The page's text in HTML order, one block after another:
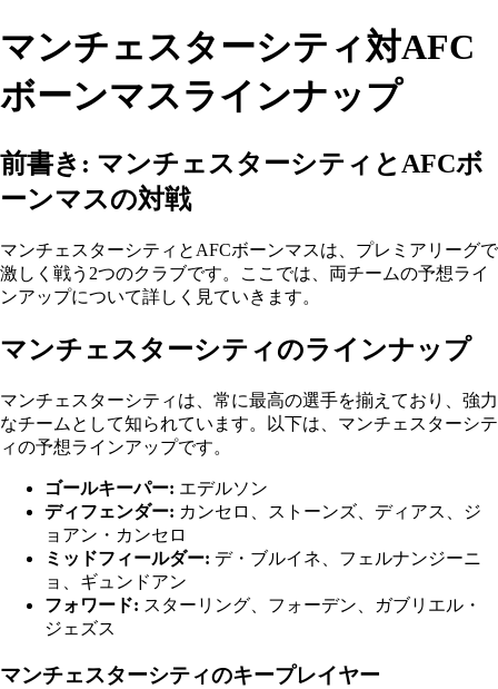
マンチェスターシティ対AFC
ボーンマスラインナップ
前書き: マンチェスターシティとAFCボ
ーンマスの対戦
マンチェスターシティとAFCボーンマスは、プレミアリーグで
激しく戦う2つのクラブです。ここでは、両チームの予想ライ
ンアップについて詳しく見ていきます。
マンチェスターシティのラインナップ
マンチェスターシティは、常に最高の選手を揃えており、強力
なチームとして知られています。以下は、マンチェスターシテ
ィの予想ラインアップです。
ゴールキーパー: エデルソン
ディフェンダー: カンセロ、ストーンズ、ディアス、ジ
ョアン・カンセロ
ミッドフィールダー: デ・ブルイネ、フェルナンジーニ
ョ、ギュンドアン
フォワード: スターリング、フォーデン、ガブリエル・
ジェズス
マンチェスターシティのキープレイヤー